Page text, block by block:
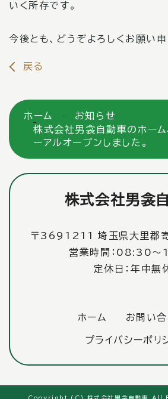
いく所存です。
今後とも、どうぞよろしくお願い申
戻る
ホーム
お知らせ
株式会社男衾自動車のホーム
ーアルオープンしました。
株式会社男衾
〒3691211 埼玉県大里郡
営業時間：08:30
定休日：年中無
ホーム お問い
プライバシーポリ
Copyright (C) 株式会社男衾自動車